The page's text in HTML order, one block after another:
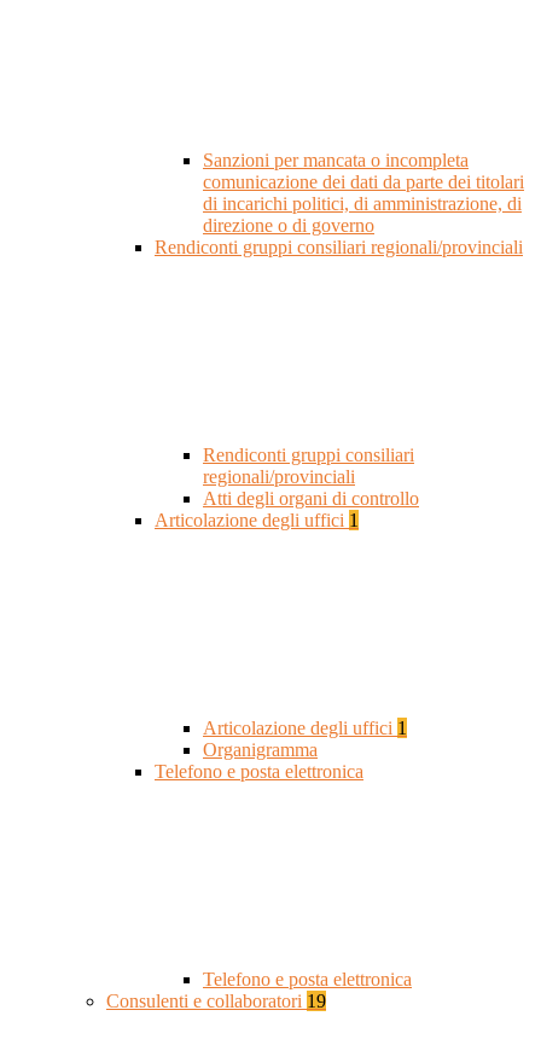
Sanzioni per mancata o incompleta
comunicazione dei dati da parte dei titolari
di incarichi politici, di amministrazione, di
direzione o di governo
Rendiconti gruppi consiliari regionali/provinciali
Rendiconti gruppi consiliari
regionali/provinciali
Atti degli organi di controllo
Articolazione degli uffici 1
Articolazione degli uffici 1
Organigramma
Telefono e posta elettronica
Telefono e posta elettronica
Consulenti e collaboratori 19